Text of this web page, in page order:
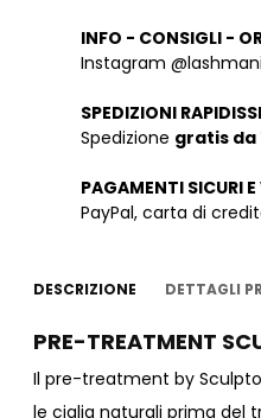
INFO - CONSIGLI -
Instagram
SPEDIZIONI
Spedizione gratis da
PAGAMENTI SICURI
PayPal, carta di
DESCRIZIONE DETTAGLI
PRE-TREATMENT
Il pre-treatment by
le ciglia naturali prima del